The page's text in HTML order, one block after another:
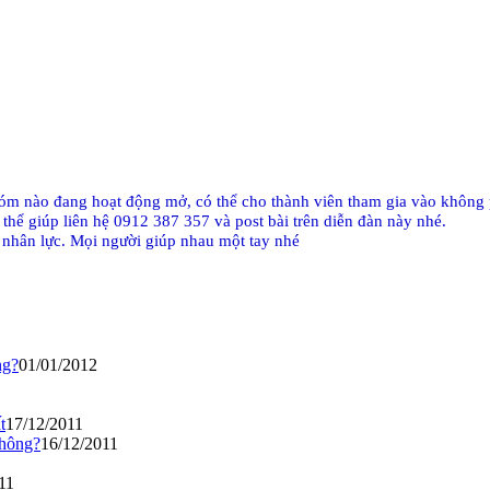
nào đang hoạt động mở, có thể cho thành viên tham gia vào
giúp liên hệ 0912 387 357 và post bài trên diễn đàn này nhé.
lực. Mọi người giúp nhau một tay nhé
01/01/2012
17/12/2011
16/12/2011